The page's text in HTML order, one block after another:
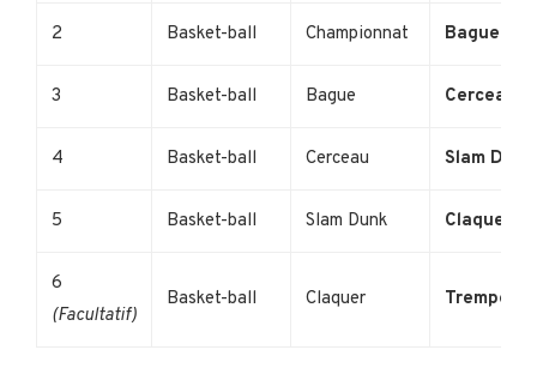
2 Basket-ball Championnat Bague
3 Basket-ball Bague Cerceau
4 Basket-ball Cerceau Slam Dunk
5 Basket-ball Slam Dunk Claquer
6
(Facultatif)
Basket-ball Claquer Tremper